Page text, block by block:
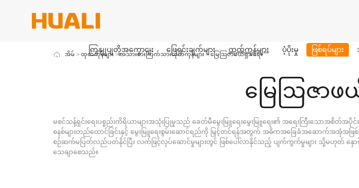
ကြှနျုပျတို့အကွောငျး ဖြေရှင်းချက်များ ထုတ်ကုန်များ ပံ့ပိုးမှု ဖြစ်ရပ်များ
အိမ် > ထုတ်ကုန်များ>အသားစားကြက်သားထုတ်ကုန်များ>မြေဩဇာဖယ်ရှားရေး
မြေဩဇာဖ
မစင်သန့်ရှင်းရေးပစ္စည်းကိရိယာများအသုံးပြုမှုသည် ခေတ်မီမွေးမြူရေးမွေးမြူရေး၏ အရေးကြီးသောအစိတ်အပို
စနစ်များတည်ထောင်ခြင်းနှင့် မွေးမြူရေးစွမ်းဆောင်ရည်ကို မြှင့်တင်ရန်အတွက် အဓိကအခြေခံအဆောက်အအုံအ
စဉ်ဆက်မပြတ်လည်ပတ်နိုင်ပြီး လက်ဖြင့်လုပ်ဆောင်မှုများတွင် ဖြစ်ပေါ်လာနိုင်သည့် ပျက်ကွက်မှုများ သို့မဟုတ် နှေ
သေချာစေသည်။